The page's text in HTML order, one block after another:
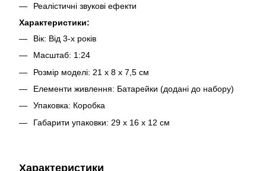
Реалістичні звукові ефекти
Характеристики:
Вік: Від 3-х років
Масштаб: 1:24
Розмір моделі: 21 х 8 х 7,5 см
Елементи живлення: Батарейки (додані до набору)
Упаковка: Коробка
Габарити упаковки: 29 х 16 х 12 см
Характеристики